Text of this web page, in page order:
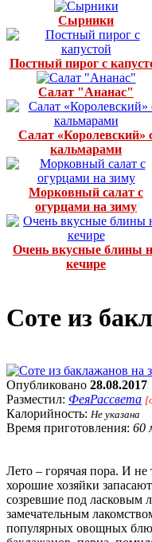
Сырники
Постный пирог с
Салат "Ананас"
Салат «Королевский»
кальмарами
Морковный салат с
огурцами на зиму
Очень вкусные блины
кечире
Соте из
Опубликовано 28.08.2017
Разместил: ФеяРассвета
Калорийность: Не указана
Время приготовления: 60
Лето – горячая пора. И не
хорошие хозяйки
созревшие под ласковым
замечательным
популярных овощных